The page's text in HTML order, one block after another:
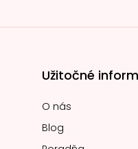
Užitočné
O nás
Blog